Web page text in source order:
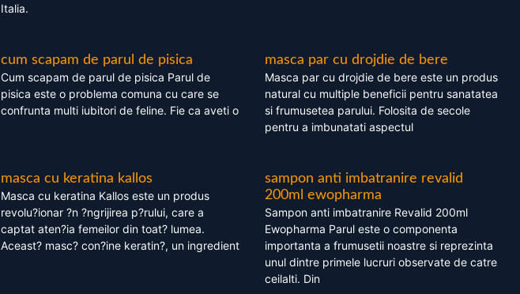
Italia.
cum scapam de parul de pisica
Cum scapam de parul de pisica Parul de
pisica este o problema comuna cu care se
confrunta multi iubitori de feline. Fie ca aveti o
masca par cu drojdie de bere
Masca par cu drojdie de bere este un produs
natural cu multiple beneficii pentru sanatatea
si frumusetea parului. Folosita de secole
pentru a imbunatati aspectul
masca cu keratina kallos
Masca cu keratina Kallos este un produs
revolu?ionar ?n ?ngrijirea p?rului, care a
captat aten?ia femeilor din toat? lumea.
Aceast? masc? con?ine keratin?, un ingredient
sampon anti imbatranire revalid
200ml ewopharma
Sampon anti imbatranire Revalid 200ml
Ewopharma Parul este o componenta
importanta a frumusetii noastre si reprezinta
unul dintre primele lucruri observate de catre
ceilalti. Din